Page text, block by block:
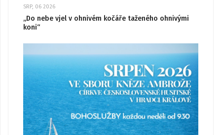
SRP, 06 2026
„Do nebe vjel v ohnivém kočáře taženého ohnivými
koni“